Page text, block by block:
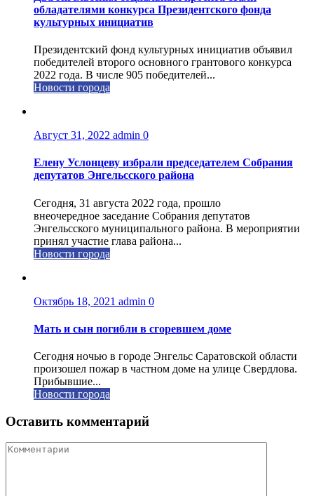
обладателями конкурса Президентского фонда
культурных инициатив
Президентский фонд культурных инициатив объявил
победителей второго основного грантового конкурса
2022 года. В числе 905 победителей...
Новости города
Август 31, 2022 admin 0
Елену Услонцеву избрали председателем Собрания
депутатов Энгельсского района
Сегодня, 31 августа 2022 года, прошло
внеочередное заседание Собрания депутатов
Энгельсского муниципального района. В мероприятии
принял участие глава района...
Новости города
Октябрь 18, 2021 admin 0
Мать и сын погибли в сгоревшем доме
Сегодня ночью в городе Энгельс Саратовской области
произошел пожар в частном доме на улице Свердлова.
Прибывшие...
Новости города
Оставить комментарий